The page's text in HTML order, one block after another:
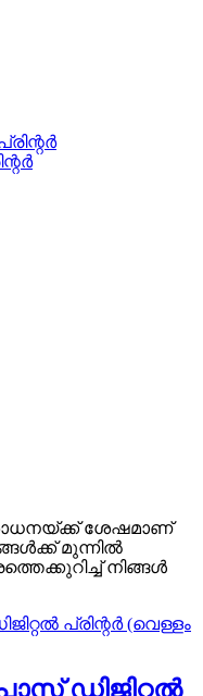
ശേഷമാണ്
മുന്നിൽ
നിങ്ങൾ
പാസ് ഡിജിറ്റൽ